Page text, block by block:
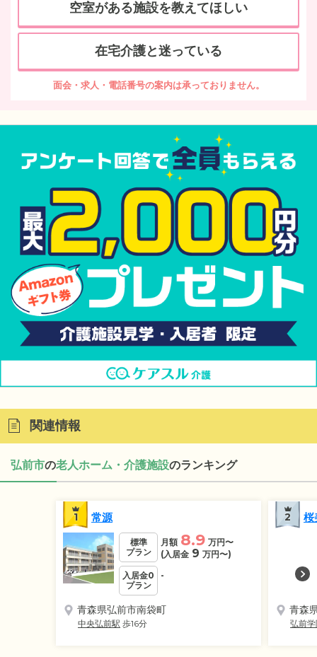
空室がある施設を教えてほしい
在宅介護と迷っている
面会・求人・電話番号の案内は承っておりません。
関連情報
弘前市の老人ホーム・介護施設のランキング
1 常源
標準
プラン
月額 8.9 万円〜
(入居金 9 万円〜)
入居金0
プラン
-
青森県弘前市南袋町
中央弘前駅 歩16分
2 桜
青森
弘前